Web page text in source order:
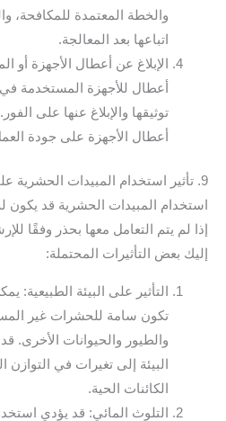
والخطة المعتمدة للمكافحة،
اتباعها بعد المعالجة.
الإبلاغ عن أعطال الأجهزة
أعطال للأجهزة المستخدمة
توثيقها والإبلاغ عنها على
أعطال الأجهزة على جودة
9. تأثير استخدام المبيدات الحشرية على البيئة والصحة
استخدام المبيدات الحشرية قد يكون
إذا لم يتم التعامل معها بحذر وفقًا
إليك بعض التأثيرات المحتملة:
التأثير على البيئة الطبيعية:
تكون سامة للحشرات غير
والطيور والحيوانات الأخرى.
البيئة إلى تغيرات في
الكائنات الحية.
التلوث المائي: قد يؤدي